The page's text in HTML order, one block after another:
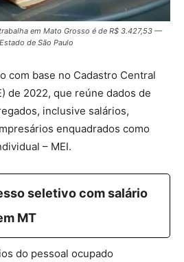
em Mato Grosso é de R$ 3.427,53 —
de São Paulo
com base no Cadastro Central
de 2022, que reúne dados de
inclusive salários,
enquadrados como
– MEI.
seletivo com salário
MT
do pessoal ocupado